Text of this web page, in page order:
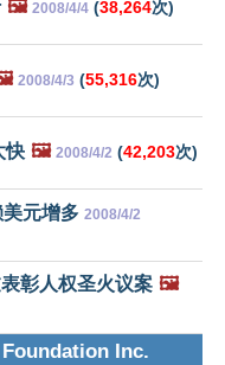
🖼️ 2008/4/4 (38,264次)
2008/4/3 (55,316次)
快 🖼️ 2008/4/2 (42,203次)
元增多 2008/4/2
彰人权圣火议案 🖼️
Inc.